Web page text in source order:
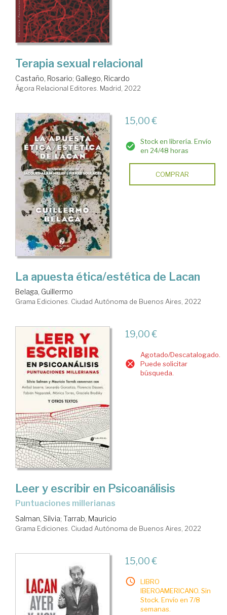
Terapia sexual relacional
Castaño, Rosario; Gallego, Ricardo
Ágora Relacional Editores. Madrid, 2022
15,00 €
Stock en librería. Envío
en 24/48 horas
COMPRAR
La apuesta ética/estética de Lacan
Belaga, Guillermo
Grama Ediciones. Ciudad Autónoma de Buenos Aires, 2022
19,00 €
Agotado/Descatalogado.
Puede solicitar
búsqueda.
Leer y escribir en Psicoanálisis
puntuaciones millerianas
Salman, Silvia; Tarrab, Mauricio
Grama Ediciones. Ciudad Autónoma de Buenos Aires, 2022
15,00 €
LIBRO
IBEROAMERICANO. Sin
Stock. Envío en 7/8
semanas.